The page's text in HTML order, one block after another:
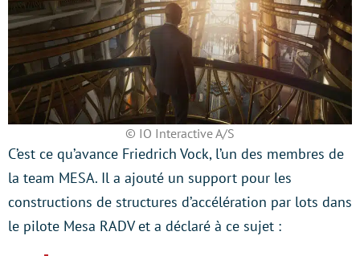
© IO Interactive A/S
C’est ce qu’avance Friedrich Vock, l’un des membres de
la team MESA. Il a ajouté un support pour les
constructions de structures d’accélération par lots dans
le pilote Mesa RADV et a déclaré à ce sujet :